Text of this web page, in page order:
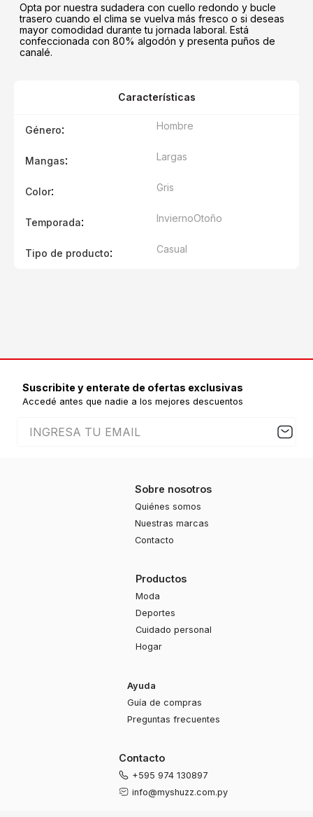
Opta por nuestra sudadera con cuello redondo y bucle
trasero cuando el clima se vuelva más fresco o si deseas
mayor comodidad durante tu jornada laboral. Está
confeccionada con 80% algodón y presenta puños de
canalé.
Características
Género: Hombre
Mangas: Largas
Color: Gris
Temporada: InviernoOtoño
Tipo de producto: Casual
Suscribite y enterate de ofertas exclusivas
Accedé antes que nadie a los mejores descuentos
Sobre nosotros
Quiénes somos
Nuestras marcas
Contacto
Productos
Moda
Deportes
Cuidado personal
Hogar
Ayuda
Guía de compras
Preguntas frecuentes
Contacto
+595 974 130897
info@myshuzz.com.py